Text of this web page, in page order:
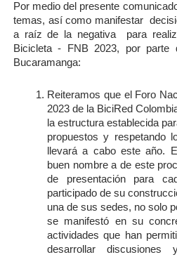
Por medio del presente
temas, así como manifestar
a raíz de la negativa  para
Bicicleta - FNB 2023, por parte
Bucaramanga:
Reiteramos que el Foro
2023 de la BiciRed
la estructura establecida
propuestos y respetando
llevará a cabo este año.
buen nombre a de este
de presentación para
participado de su
una de sus sedes, no solo
se manifestó en su
actividades que han
desarrollar